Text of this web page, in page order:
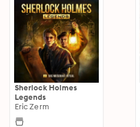
Sherlock Holmes
Legends
Eric Zerm